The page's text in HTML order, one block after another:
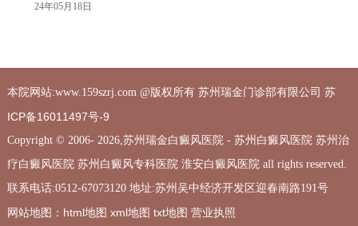
24年05月18日
本院网站:www.159szrj.com @版权所有 苏州瑞金门诊部有限公司 苏
ICP备16011497号-9
Copyright © 2006- 2026,苏州瑞金白癜风医院 - 苏州白癜风医院 苏州治
疗白癜风医院 苏州白癜风专科医院 淮安白癜风医院 all rights reserved.
联系电话:0512-67073120 地址:苏州吴中经济开发区迎春南路191号
网站地图： html地图 xml地图 txt地图 营业执照